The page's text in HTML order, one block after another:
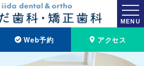
MENU
Web予約 アクセス